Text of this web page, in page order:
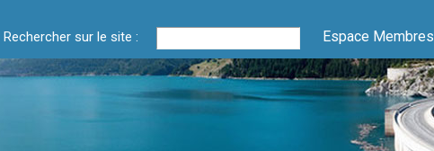
Rechercher sur le site : Espace Membres